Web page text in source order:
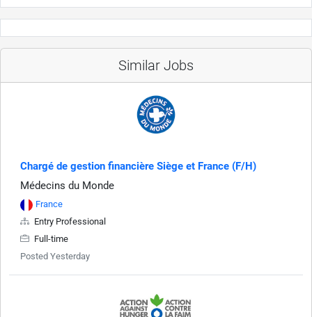
Similar Jobs
Chargé de gestion financière Siège et France (F/H)
Médecins du Monde
France
Entry Professional
Full-time
Posted Yesterday